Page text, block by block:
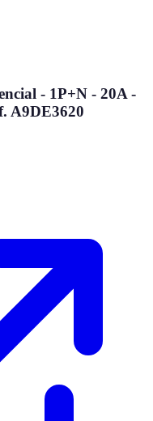
- 1P+N - 20A -
A9DE3620